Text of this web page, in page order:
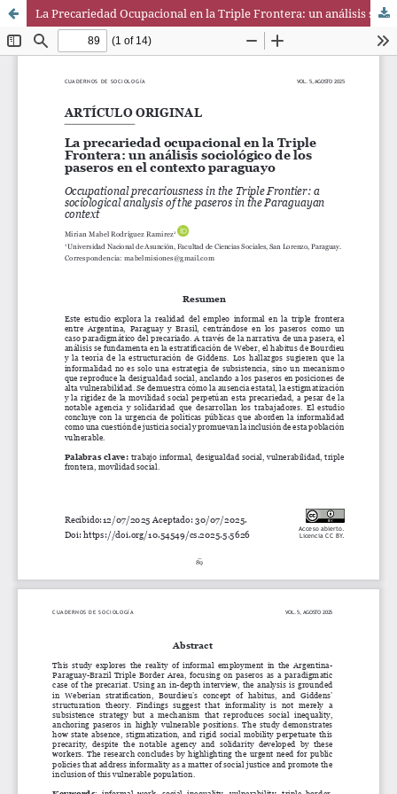
La Precariedad Ocupacional en la Triple Frontera: un análisis sociológico de los paseros desde múltiples perspectivas teóricas